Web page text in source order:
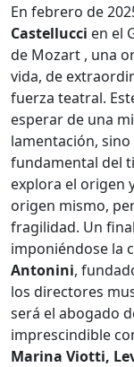
En febrero de
Castellucci en el
de Mozart , una
vida, de
fuerza teatral.
esperar de una
lamentación,
fundamental del
explora el origen
origen mismo,
fragilidad. Un
imponiéndose la
Antonini,
los directores
será el abogado
imprescindible
Marina Viotti,